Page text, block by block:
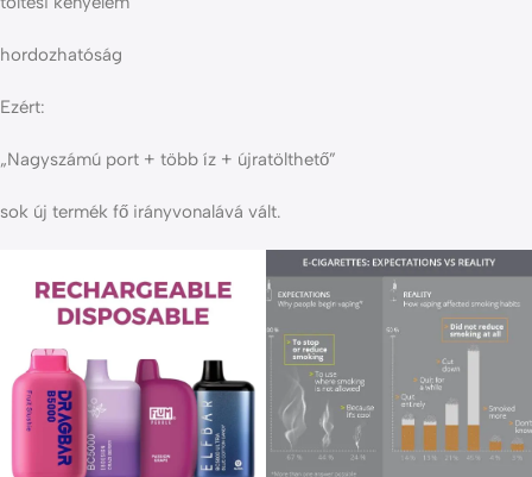
hordozhatóság
Ezért:
„Nagyszámú port + több íz + újratölthető”
sok új termék fő irányvonalává vált.